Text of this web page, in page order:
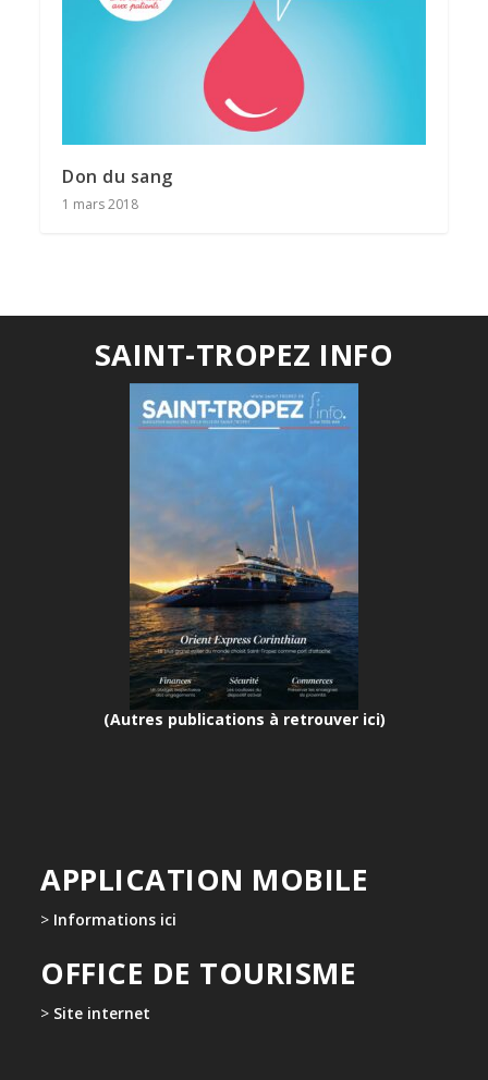
Don du sang
1 mars 2018
SAINT-TROPEZ INFO
(Autres publications à retrouver ici)
APPLICATION MOBILE
> Informations ici
OFFICE DE TOURISME
> Site internet